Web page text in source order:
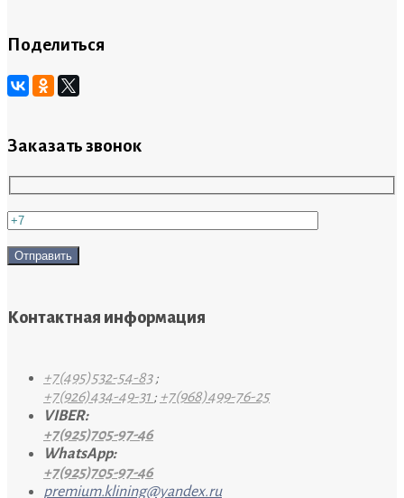
Поделиться
Заказать звонок
Контактная информация
+7(495)532-54-83 ;
+7(926)434-49-31 ; +7(968)499-76-25
VIBER:
+7(925)705-97-46
WhatsApp:
+7(925)705-97-46
premium.klining@yandex.ru